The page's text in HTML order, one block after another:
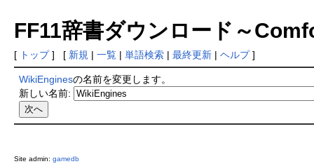
FF11辞書ダウンロード～
[ トップ] [ 新規 | 一覧| 単語検索| 最終更新| ヘルプ]
WikiEnginesの名前を変更します。
新しい名前:
Site admin: gamedb